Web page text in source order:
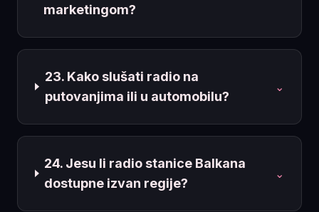
marketingom?
23. Kako slušati radio na
putovanjima ili u automobilu?
⌄
24. Jesu li radio stanice Balkana
dostupne izvan regije?
⌄